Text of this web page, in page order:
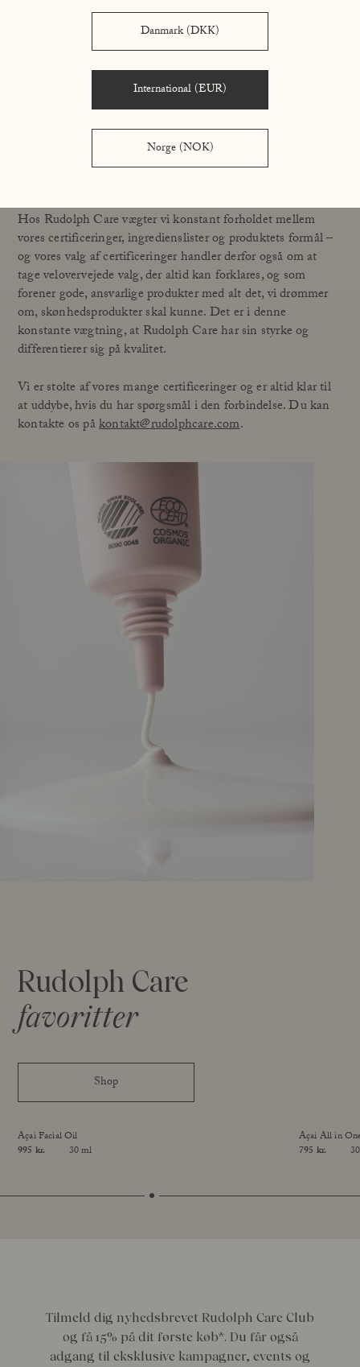
Vi udvikler altid i udgangspunktet produkter til begge vores
kernecertificeringer, Svanemærket og Ecocert COSMOS
Organic, men det er desværre ikke altid, det kan lade sig gøre
at få begge. Svanemærket og Ecocert COSMOS Organic er
to meget forskellige certificeringer og er ofte svære at
kombinere, da de stiller krav til forskellige parametre og har
forskellige fokus. Ecocert COSMOS Organic bekymrer sig i
høj grad om ingrediensers oprindelse, hvor Svanemærket
stiller krav til nedbrydeligheden af ingredienser, færdige
Hos Rudolph Care vægter vi konstant forholdet mellem
vores certificeringer, ingredienslister og produktets formål –
og vores valg af certificeringer handler derfor også om at
tage velovervejede valg, der altid kan forklares, og som
forener gode, ansvarlige produkter med alt det, vi drømmer
om, skønhedsprodukter skal kunne. Det er i denne
konstante vægtning, at Rudolph Care har sin styrke og
differentierer sig på kvalitet.
Vi er stolte af vores mange certificeringer og er altid klar til
at uddybe, hvis du har spørgsmål i den forbindelse. Du kan
kontakte os påkontakt@rudolphcare.com.
Rudolph Care
favoritter
Shop
Açai Facial Oil
Price
995 kr.
30 ml
Açai All in
Price
795 kr.
Tilmeld dig nyhedsbrevet Rudolph Care Club
og få 15% på dit første køb*. Du får også
adgang til eksklusive kampagner, events og
Danmark (DKK)
International (EUR)
Norge (NOK)